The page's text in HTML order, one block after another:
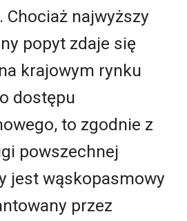
Chociaż najwyższy
popyt zdaje się
krajowym rynku
dostępu
to zgodnie z
powszechnej
jest wąskopasmowy
przez